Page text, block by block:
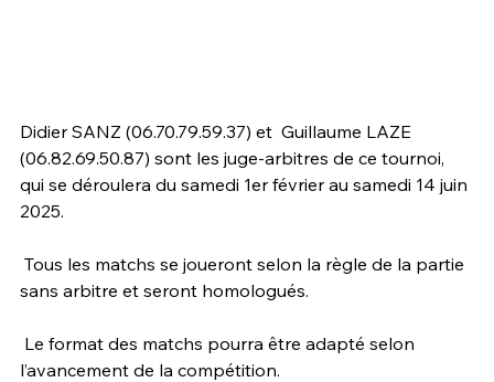
Didier SANZ (06.70.79.59.37) et  Guillaume LAZE
(06.82.69.50.87) sont les juge-arbitres de ce tournoi,
qui se déroulera du samedi 1er février au samedi 14 juin
2025.
Tous les matchs se joueront selon la règle de la partie
sans arbitre et seront homologués.
Le format des matchs pourra être adapté selon
l’avancement de la compétition.